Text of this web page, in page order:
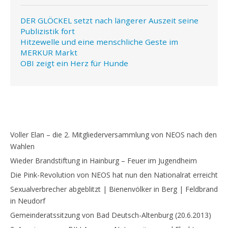
DER GLÖCKEL setzt nach längerer Auszeit seine
Publizistik fort
Hitzewelle und eine menschliche Geste im
MERKUR Markt
OBI zeigt ein Herz für Hunde
Voller Elan – die 2. Mitgliederversammlung von NEOS nach den
Wahlen
Wieder Brandstiftung in Hainburg – Feuer im Jugendheim
Die Pink-Revolution von NEOS hat nun den Nationalrat erreicht
Sexualverbrecher abgeblitzt | Bienenvölker in Berg | Feldbrand
in Neudorf
Gemeinderatssitzung von Bad Deutsch-Altenburg (20.6.2013)